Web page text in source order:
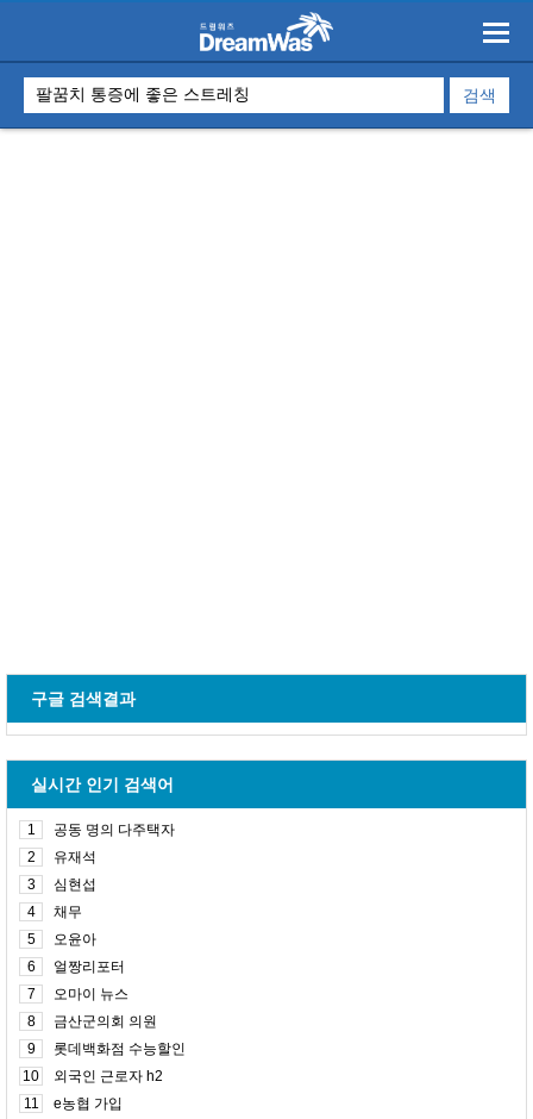
구글 검색결과
실시간 인기 검색어
1
공동 명의 다주택자
2
유재석
3
심현섭
4
채무
5
오윤아
6
얼짱리포터
7
오마이 뉴스
8
금산군의회 의원
9
롯데백화점 수능할인
10
외국인 근로자 h2
11
e농협 가입